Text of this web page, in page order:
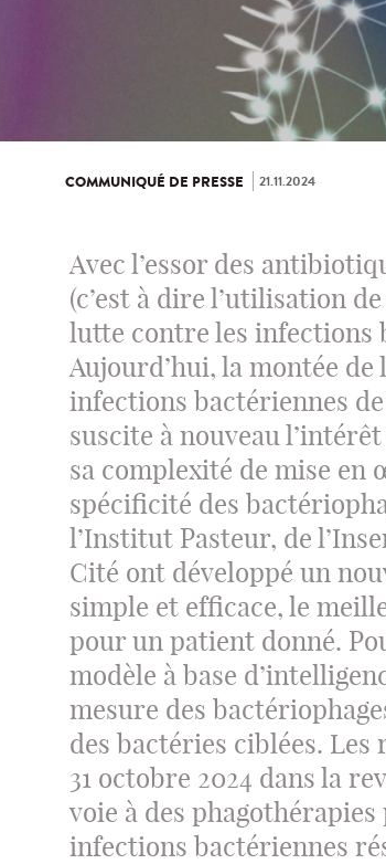
COMMUNIQUÉ DE PRESSE 21.11.2024
Avec l’essor des
(c’est à dire l’utilisation
lutte contre les infections
Aujourd’hui, la montée
infections bactériennes
suscite à nouveau
sa complexité de mise
spécificité des
l’Institut Pasteur, de
Cité ont développé un
simple et efficace, le
pour un patient donné.
modèle à base
mesure des
des bactéries ciblées.
31 octobre 2024 dans la
voie à des
infections bactériennes